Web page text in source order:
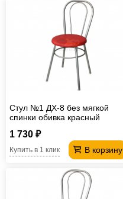
Стул №1 ДХ-8 без мягкой
спинки обивка красный
1 730 ₽
В корзину
Купить в 1 клик